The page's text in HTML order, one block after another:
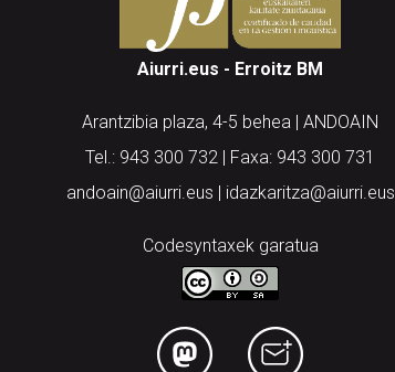
Aiurri.eus - Erroitz BM
Arantzibia plaza, 4-5 behea | ANDOAIN
Tel.: 943 300 732 | Faxa: 943 300 731
andoain@aiurri.eus | idazkaritza@aiurri.eus
Codesyntaxek garatua